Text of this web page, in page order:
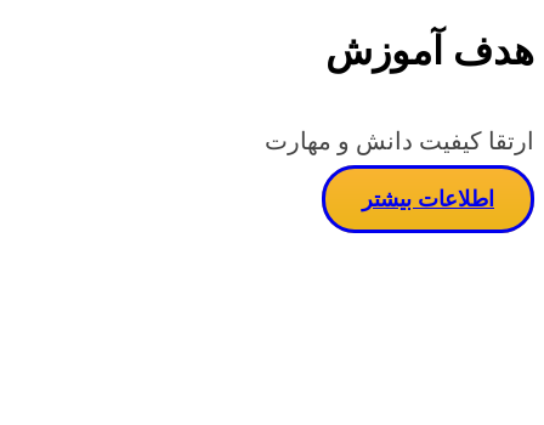
هدف آموزش
ارتقا کیفیت دانش و مهارت
اطلاعات بیشتر